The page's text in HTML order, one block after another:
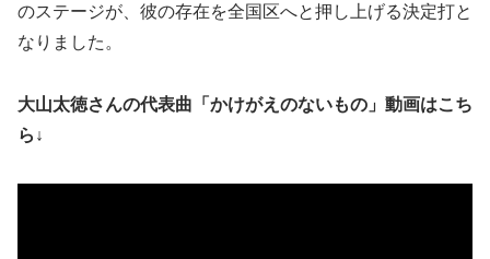
のステージが、彼の存在を全国区へと押し上げる決定打と
なりました。
大山太徳さんの代表曲「かけがえのないもの」動画はこち
ら↓